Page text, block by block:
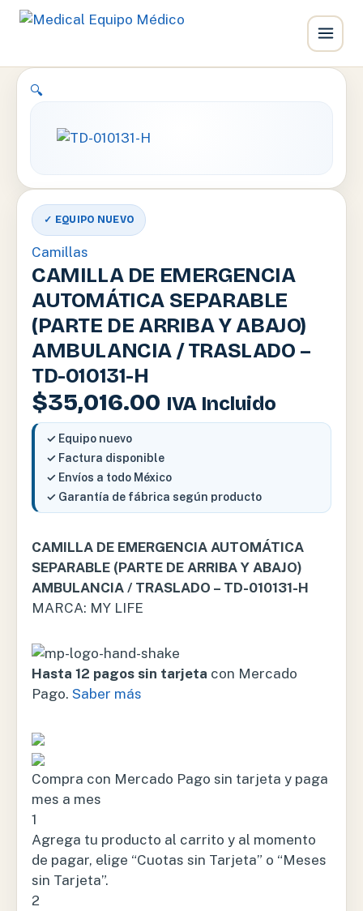
🔍
✓ EQUIPO NUEVO
Camillas
CAMILLA DE EMERGENCIA
AUTOMÁTICA SEPARABLE
(PARTE DE ARRIBA Y ABAJO)
AMBULANCIA / TRASLADO –
TD-010131-H
$35,016.00 IVA Incluido
✓ Equipo nuevo
✓ Factura disponible
✓ Envíos a todo México
✓ Garantía de fábrica según producto
CAMILLA DE EMERGENCIA AUTOMÁTICA
SEPARABLE (PARTE DE ARRIBA Y ABAJO)
AMBULANCIA / TRASLADO – TD-010131-H
MARCA: MY LIFE
Hasta 12 pagos sin tarjeta con Mercado
Pago. Saber más
Compra con Mercado Pago sin tarjeta y paga
mes a mes
1
Agrega tu producto al carrito y al momento
de pagar, elige “Cuotas sin Tarjeta” o “Meses
sin Tarjeta”.
2